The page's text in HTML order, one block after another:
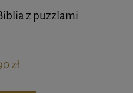
z puzzlami
zł